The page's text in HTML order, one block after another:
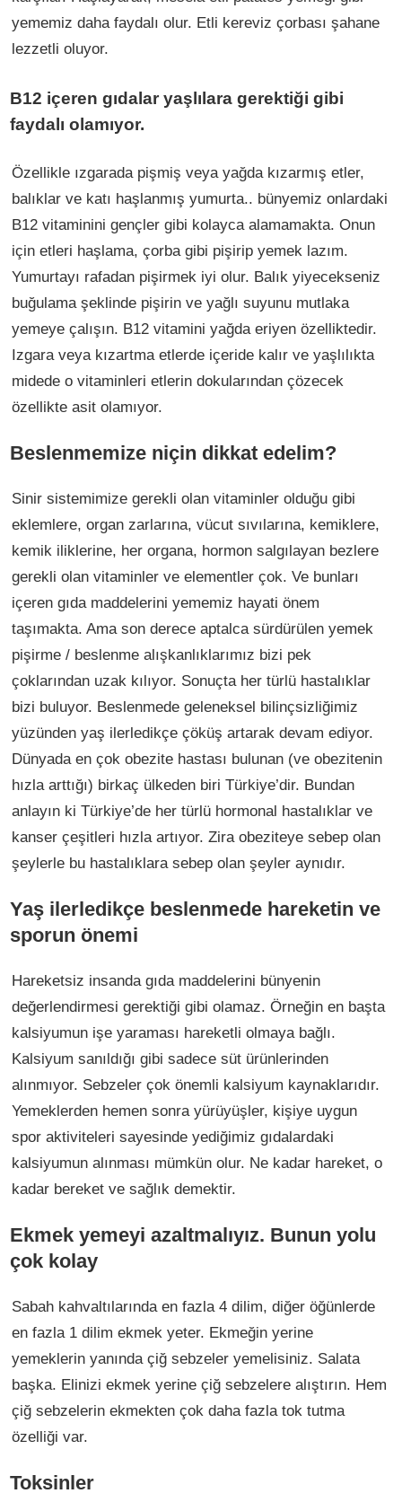
yememiz daha faydalı olur. Etli kereviz çorbası şahane
lezzetli oluyor.
B12 içeren gıdalar yaşlılara gerektiği gibi
faydalı olamıyor.
Özellikle ızgarada pişmiş veya yağda kızarmış etler,
balıklar ve katı haşlanmış yumurta.. bünyemiz onlardaki
B12 vitaminini gençler gibi kolayca alamamakta. Onun
için etleri haşlama, çorba gibi pişirip yemek lazım.
Yumurtayı rafadan pişirmek iyi olur. Balık yiyecekseniz
buğulama şeklinde pişirin ve yağlı suyunu mutlaka
yemeye çalışın. B12 vitamini yağda eriyen özelliktedir.
Izgara veya kızartma etlerde içeride kalır ve yaşlılıkta
midede o vitaminleri etlerin dokularından çözecek
özellikte asit olamıyor.
Beslenmemize niçin dikkat edelim?
Sinir sistemimize gerekli olan vitaminler olduğu gibi
eklemlere, organ zarlarına, vücut sıvılarına, kemiklere,
kemik iliklerine, her organa, hormon salgılayan bezlere
gerekli olan vitaminler ve elementler çok. Ve bunları
içeren gıda maddelerini yememiz hayati önem
taşımakta. Ama son derece aptalca sürdürülen yemek
pişirme / beslenme alışkanlıklarımız bizi pek
çoklarından uzak kılıyor. Sonuçta her türlü hastalıklar
bizi buluyor. Beslenmede geleneksel bilinçsizliğimiz
yüzünden yaş ilerledikçe çöküş artarak devam ediyor.
Dünyada en çok obezite hastası bulunan (ve obezitenin
hızla arttığı) birkaç ülkeden biri Türkiye’dir. Bundan
anlayın ki Türkiye’de her türlü hormonal hastalıklar ve
kanser çeşitleri hızla artıyor. Zira obeziteye sebep olan
şeylerle bu hastalıklara sebep olan şeyler aynıdır.
Yaş ilerledikçe beslenmede hareketin ve
sporun önemi
Hareketsiz insanda gıda maddelerini bünyenin
değerlendirmesi gerektiği gibi olamaz. Örneğin en başta
kalsiyumun işe yaraması hareketli olmaya bağlı.
Kalsiyum sanıldığı gibi sadece süt ürünlerinden
alınmıyor. Sebzeler çok önemli kalsiyum kaynaklarıdır.
Yemeklerden hemen sonra yürüyüşler, kişiye uygun
spor aktiviteleri sayesinde yediğimiz gıdalardaki
kalsiyumun alınması mümkün olur. Ne kadar hareket, o
kadar bereket ve sağlık demektir.
Ekmek yemeyi azaltmalıyız. Bunun yolu
çok kolay
Sabah kahvaltılarında en fazla 4 dilim, diğer öğünlerde
en fazla 1 dilim ekmek yeter. Ekmeğin yerine
yemeklerin yanında çiğ sebzeler yemelisiniz. Salata
başka. Elinizi ekmek yerine çiğ sebzelere alıştırın. Hem
çiğ sebzelerin ekmekten çok daha fazla tok tutma
özelliği var.
Toksinler